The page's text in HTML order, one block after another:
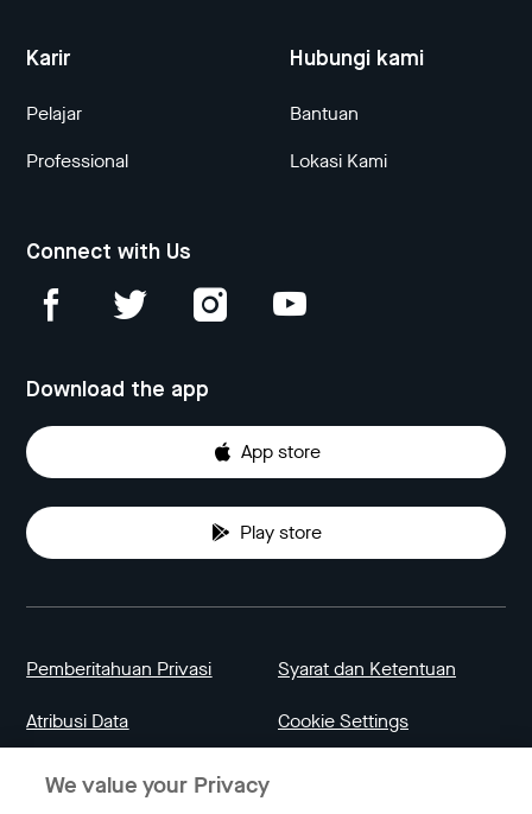
Karir
Pelajar
Professional
Hubungi kami
Bantuan
Lokasi Kami
Connect with Us
Download the app
App store
Play store
Pemberitahuan Privasi Syarat dan Ketentuan
Atribusi Data Cookie Settings
We value your Privacy